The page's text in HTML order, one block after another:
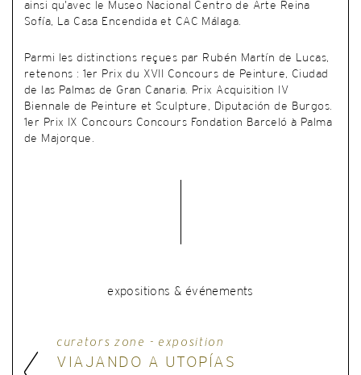
ainsi qu’avec le Museo Nacional Centro de Arte Reina
Sofía, La Casa Encendida et CAC Málaga.
Parmi les distinctions reçues par Rubén Martín de Lucas,
retenons : 1er Prix du XVII Concours de Peinture, Ciudad
de las Palmas de Gran Canaria. Prix Acquisition IV
Biennale de Peinture et Sculpture, Diputación de Burgos.
1er Prix IX Concours Concours Fondation Barceló à Palma
de Majorque.
expositions & événements
curators zone - exposition
VIAJANDO A UTOPÍAS